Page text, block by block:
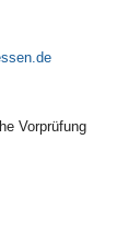
Vorprüfung